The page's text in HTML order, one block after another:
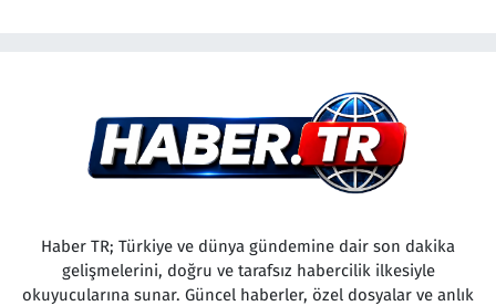
Haber TR; Türkiye ve dünya gündemine dair son dakika
gelişmelerini, doğru ve tarafsız habercilik ilkesiyle
okuyucularına sunar. Güncel haberler, özel dosyalar ve anlık